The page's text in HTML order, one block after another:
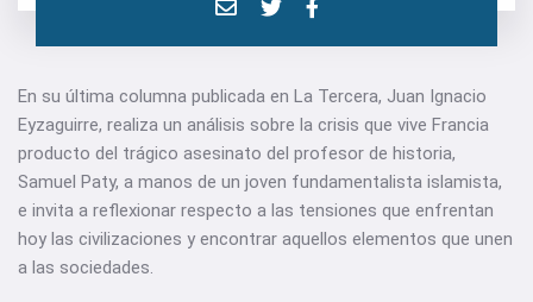
En su última columna publicada en La Tercera, Juan Ignacio
Eyzaguirre, realiza un análisis sobre la crisis que vive Francia
producto del trágico asesinato del profesor de historia,
Samuel Paty, a manos de un joven fundamentalista islamista,
e invita a reflexionar respecto a las tensiones que enfrentan
hoy las civilizaciones y encontrar aquellos elementos que unen
a las sociedades.